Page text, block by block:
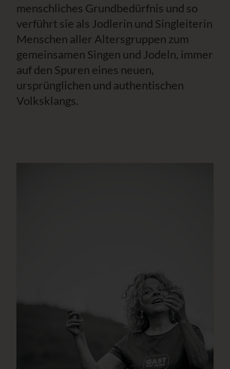
menschliches Grundbedürfnis und so
verführt sie als Jodlerin und Singleiterin
Menschen aller Altersgruppen zum
gemeinsamen Singen und Jodeln, immer
auf den Spuren eines neuen,
ursprünglichen und authentischen
Volksklangs.